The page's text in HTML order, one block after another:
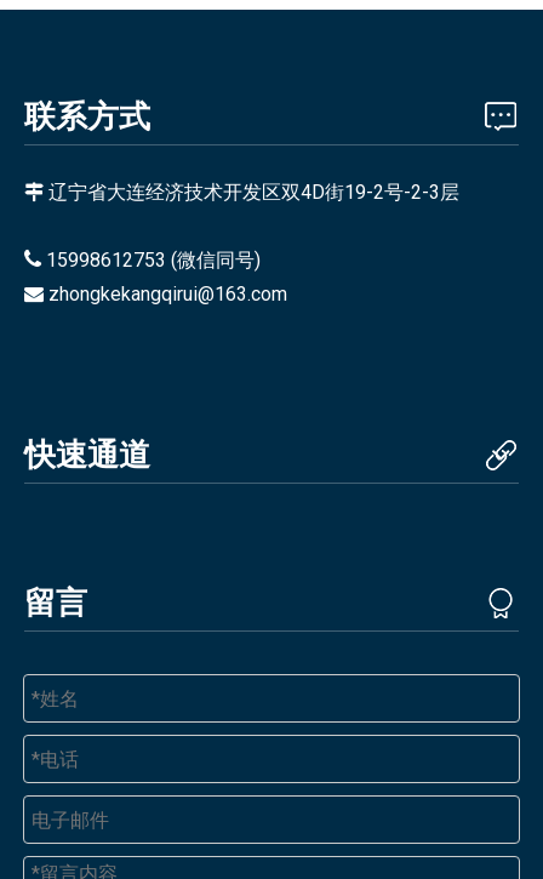
联系方式
 辽宁省大连经济技术开发区双4D街19-2号-2-3层
 15998612753 (微信同号)
 zhongkekangqirui@163.com
快速通道
留言